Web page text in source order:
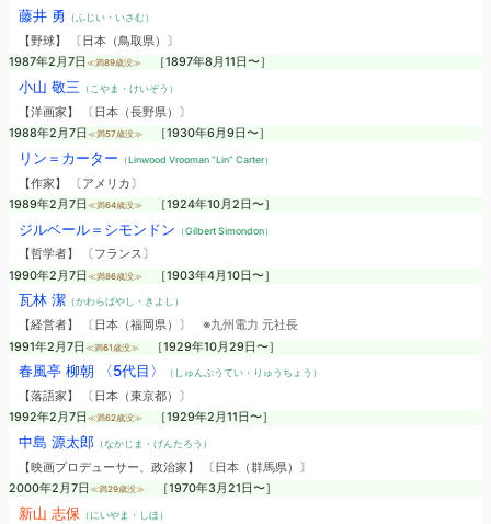
藤井 勇 （ふじい・いさむ）
【野球】 〔日本（鳥取県）〕
1987年2月7日 ≪満89歳没≫ ［1897年8月11日〜］
小山 敬三 （こやま・けいぞう）
【洋画家】 〔日本（長野県）〕
1988年2月7日 ≪満57歳没≫ ［1930年6月9日〜］
リン＝カーター （Linwood Vrooman “Lin” Carter）
【作家】 〔アメリカ〕
1989年2月7日 ≪満64歳没≫ ［1924年10月2日〜］
ジルベール＝シモンドン （Gilbert Simondon）
【哲学者】 〔フランス〕
1990年2月7日 ≪満86歳没≫ ［1903年4月10日〜］
瓦林 潔（かわらばやし・きよし）
【経営者】 〔日本（福岡県）〕 ※九州電力 元社長
1991年2月7日 ≪満61歳没≫ ［1929年10月29日〜］
春風亭 柳朝 〈5代目〉 （しゅんぷうてい・りゅうちょう）
【落語家】 〔日本（東京都）〕
1992年2月7日 ≪満62歳没≫ ［1929年2月11日〜］
中島 源太郎（なかじま・げんたろう）
【映画プロデューサー、政治家】 〔日本（群馬県）〕
2000年2月7日 ≪満29歳没≫ ［1970年3月21日〜］
新山 志保 （にいやま・しほ）